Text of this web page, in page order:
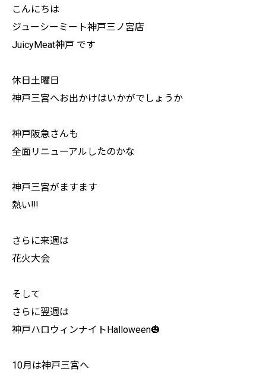
こんにちは
ジューシーミート神戸三ノ宮店
JuicyMeat神戸 です
休日土曜日
神戸三宮へお出かけはいかがでしょうか
神戸阪急さんも
全面リニューアルしたのかな
神戸三宮がますます
熱い!!!
さらに来週は
花火大会
そして
さらに翌週は
神戸ハロウィンナイトHalloween🎃
10月は神戸三宮へ